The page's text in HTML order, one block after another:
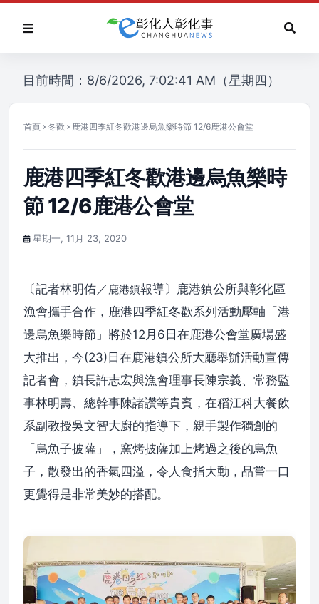
目前時間：8/6/2026, 7:02:41 AM（星期四）
首頁 冬歡 鹿港四季紅冬歡港邊烏魚樂時節 12/6鹿港公會堂
鹿港四季紅冬歡港邊烏魚樂時
節 12/6鹿港公會堂
星期一, 11月 23, 2020
〔記者林明佑／鹿港鎮報導〕鹿港鎮公所與彰化區
漁會攜手合作，鹿港四季紅冬歡系列活動壓軸「港
邊烏魚樂時節」將於12月6日在鹿港公會堂廣場盛
大推出，今(23)日在鹿港鎮公所大廳舉辦活動宣傳
記者會，鎮長許志宏與漁會理事長陳宗義、常務監
事林明壽、總幹事陳諸讚等貴賓，在稻江科大餐飲
系副教授吳文智大廚的指導下，親手製作獨創的
「烏魚子披薩」，窯烤披薩加上烤過之後的烏魚
子，散發出的香氣四溢，令人食指大動，品嘗一口
更覺得是非常美妙的搭配。